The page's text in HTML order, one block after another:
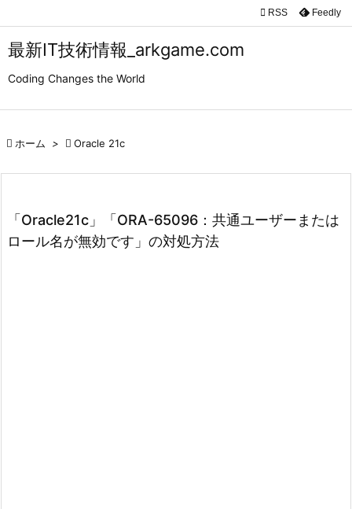
最新IT技術情報_arkgame.com
Coding Changes the World


検索
 RSS Feedly
 ホーム >  Oracle 21c
「Oracle21c」「ORA-65096：共通ユーザーまたは
ロール名が無効です」の対処方法